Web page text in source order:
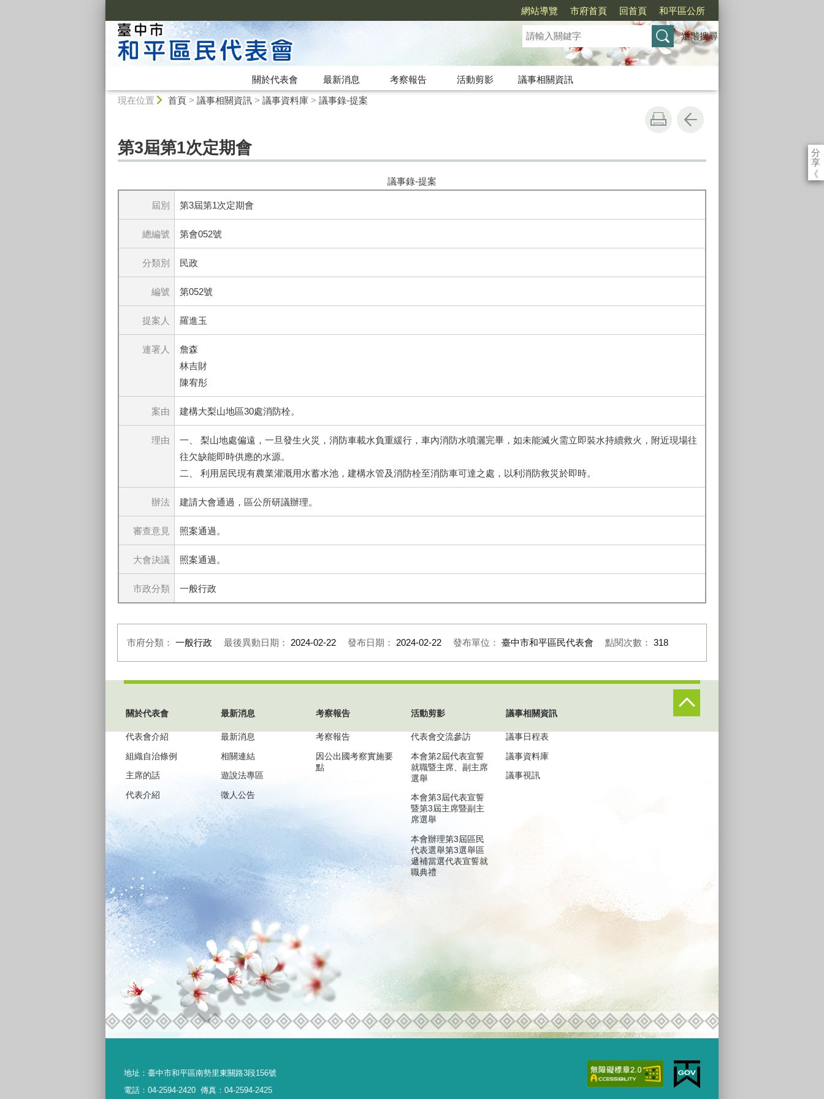
網站導覽 市府首頁 回首頁 和平區公所
進階搜尋
關於代表會 最新消息 考察報告 活動剪影
議事相關資訊
現在位置 首頁> 議事相關資訊> 議事資料庫> 議事錄-提案
分
享
《
第3屆第1次定期會
議事錄-提案
屆別 第3屆第1次定期會
總編號 第會052號
分類別 民政
編號 第052號
提案人 羅進玉
連署人
詹森
林吉財
陳宥彤
案由 建構大梨山地區30處消防栓。
理由
一、 梨山地處偏遠，一旦發生火災，消防車載水負重緩行，車內消防水噴灑完畢，如未能滅火需立即裝水持續救火，附近現場往
往欠缺能即時供應的水源。
二、 利用居民現有農業灌溉用水蓄水池，建構水管及消防栓至消防車可達之處，以利消防救災於即時。
辦法 建請大會通過，區公所研議辦理。
審查意見 照案通過。
大會決議 照案通過。
市政分類 一般行政
市府分類： 一般行政 最後異動日期： 2024-02-22 發布日期： 2024-02-22 發布單位： 臺中市和平區民代表會 點閱次數： 318
關於代表會
代表會介紹
組織自治條例
主席的話
代表介紹
最新消息
最新消息
相關連結
遊說法專區
徵人公告
考察報告
考察報告
因公出國考察實施要
點
活動剪影
代表會交流參訪
本會第2屆代表宣誓
就職暨主席、副主席
選舉
本會第3屆代表宣誓
暨第3屆主席暨副主
席選舉
本會辦理第3屆區民
代表選舉第3選舉區
遞補當選代表宣誓就
職典禮
議事相關資訊
議事日程表
議事資料庫
議事視訊
地址： 臺中市和平區南勢里東關路3段156號
電話：04-2594-2420 傳真：04-2594-2425